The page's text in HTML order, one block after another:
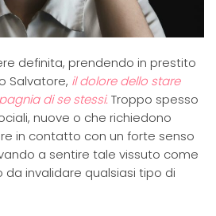
definita, prendendo in prestito
Salvatore, il dolore dello stare
di se stessi.Troppo spesso
nuove o che richiedono
in contatto con un forte senso
a sentire tale vissuto come
invalidare qualsiasi tipo di